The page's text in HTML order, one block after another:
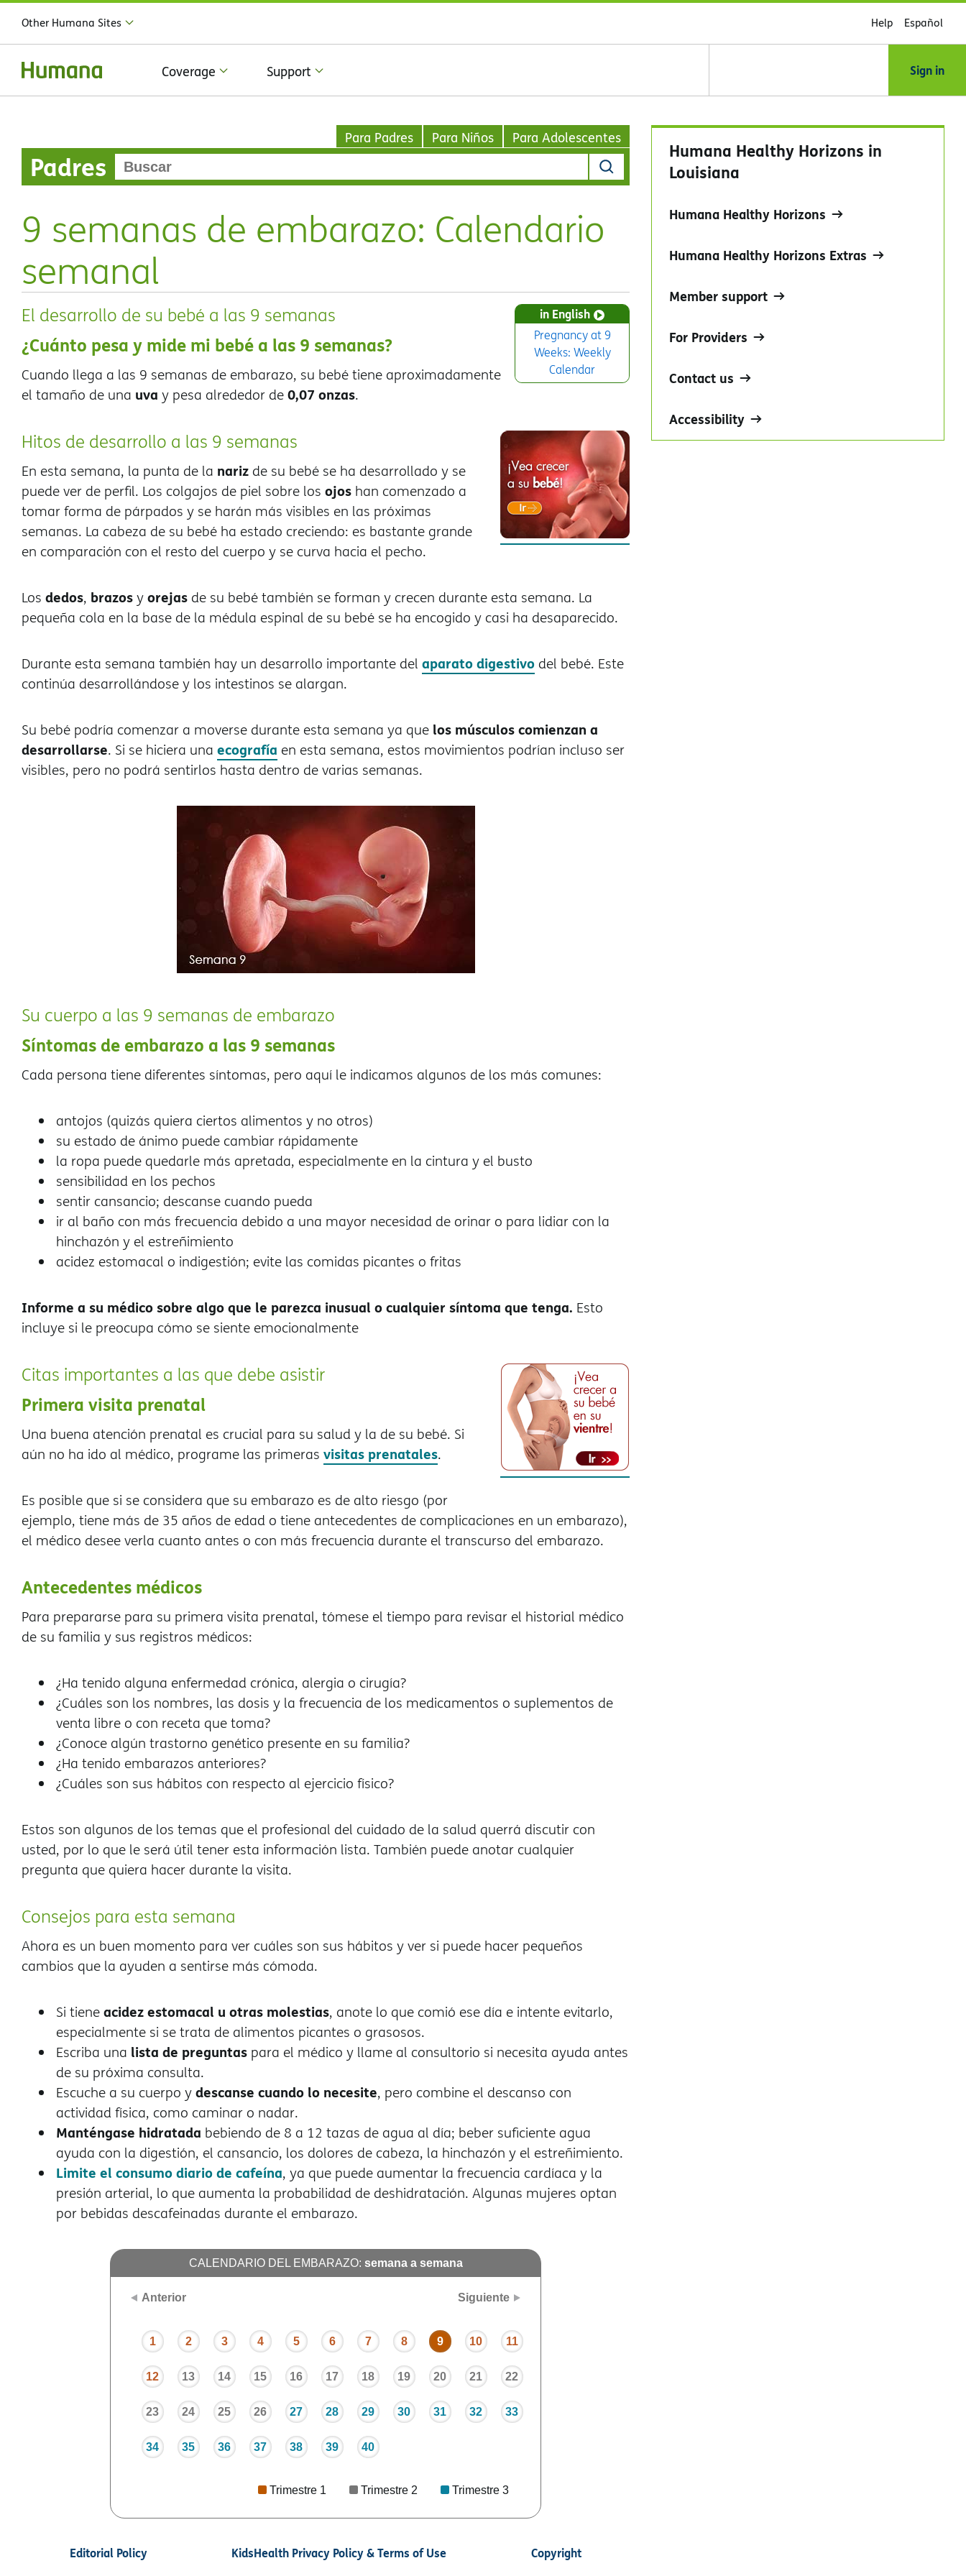
Other Humana Sites Help Español
Coverage Support Sign in
Para Padres Para Niños Para Adolescentes
Padres
9 semanas de embarazo: Calendario
semanal
in English
Pregnancy at 9
Weeks: Weekly
Calendar
El desarrollo de su bebé a las 9 semanas
¿Cuánto pesa y mide mi bebé a las 9 semanas?
Cuando llega a las 9 semanas de embarazo, su bebé tiene aproximadamente
el tamaño de una uva y pesa alrededor de0,07 onzas.
Hitos de desarrollo a las 9 semanas
En esta semana, la punta de la nariz de su bebé se ha desarrollado y se
puede ver de perfil. Los colgajos de piel sobre los ojos han comenzado a
tomar forma de párpados y se harán más visibles en las próximas
semanas. La cabeza de su bebé ha estado creciendo: es bastante grande
en comparación con el resto del cuerpo y se curva hacia el pecho.
Los dedos, brazosyorejas de su bebé también se forman y crecen durante esta semana. La
pequeña cola en la base de la médula espinal de su bebé se ha encogido y casi ha desaparecido.
Durante esta semana también hay un desarrollo importante del aparato digestivo del bebé. Este
continúa desarrollándose y los intestinos se alargan.
Su bebé podría comenzar a moverse durante esta semana ya que los músculos comienzan a
desarrollarse. Si se hiciera una ecografía en esta semana, estos movimientos podrían incluso ser
visibles, pero no podrá sentirlos hasta dentro de varias semanas.
Su cuerpo a las 9 semanas de embarazo
Síntomas de embarazo a las 9 semanas
Cada persona tiene diferentes síntomas, pero aquí le indicamos algunos de los más comunes:
antojos (quizás quiera ciertos alimentos y no otros)
su estado de ánimo puede cambiar rápidamente
la ropa puede quedarle más apretada, especialmente en la cintura y el busto
sensibilidad en los pechos
sentir cansancio; descanse cuando pueda
ir al baño con más frecuencia debido a una mayor necesidad de orinar o para lidiar con la
hinchazón y el estreñimiento
acidez estomacal o indigestión; evite las comidas picantes o fritas
Informe a su médico sobre algo que le parezca inusual o cualquier síntoma que tenga. Esto
incluye si le preocupa cómo se siente emocionalmente
Citas importantes a las que debe asistir
Primera visita prenatal
Una buena atención prenatal es crucial para su salud y la de su bebé. Si
aún no ha ido al médico, programe las primeras visitas prenatales.
Es posible que si se considera que su embarazo es de alto riesgo (por
ejemplo, tiene más de 35 años de edad o tiene antecedentes de complicaciones en un embarazo),
el médico desee verla cuanto antes o con más frecuencia durante el transcurso del embarazo.
Antecedentes médicos
Para prepararse para su primera visita prenatal, tómese el tiempo para revisar el historial médico
de su familia y sus registros médicos:
¿Ha tenido alguna enfermedad crónica, alergia o cirugía?
¿Cuáles son los nombres, las dosis y la frecuencia de los medicamentos o suplementos de
venta libre o con receta que toma?
¿Conoce algún trastorno genético presente en su familia?
¿Ha tenido embarazos anteriores?
¿Cuáles son sus hábitos con respecto al ejercicio físico?
Estos son algunos de los temas que el profesional del cuidado de la salud querrá discutir con
usted, por lo que le será útil tener esta información lista. También puede anotar cualquier
pregunta que quiera hacer durante la visita.
Consejos para esta semana
Ahora es un buen momento para ver cuáles son sus hábitos y ver si puede hacer pequeños
cambios que la ayuden a sentirse más cómoda.
Si tieneacidez estomacal u otras molestias, anote lo que comió ese día e intente evitarlo,
especialmente si se trata de alimentos picantes o grasosos.
Escriba una lista de preguntas para el médico y llame al consultorio si necesita ayuda antes
de su próxima consulta.
Escuche a su cuerpo ydescanse cuando lo necesite, pero combine el descanso con
actividad física, como caminar o nadar.
Manténgase hidratada bebiendo de 8 a 12 tazas de agua al día; beber suficiente agua
ayuda con la digestión, el cansancio, los dolores de cabeza, la hinchazón y el estreñimiento.
Limite el consumo diario de cafeína, ya que puede aumentar la frecuencia cardíaca y la
presión arterial, lo que aumenta la probabilidad de deshidratación. Algunas mujeres optan
por bebidas descafeinadas durante el embarazo.
CALENDARIO DEL EMBARAZO: semana a semana
Anterior Siguiente
1 2 3 4 5 6 7 8 9 10 11
12 13 14 15 16 17 18 19 20 21 22
23 24 25 26 27 28 29 30 31 32 33
34 35 36 37 38 39 40
Trimestre 1 Trimestre 2 Trimestre 3
Editorial Policy KidsHealth Privacy Policy & Terms of Use Copyright
Humana Healthy Horizons in
Louisiana
Humana Healthy Horizons
Humana Healthy Horizons Extras
Member support
For Providers
Contact us
Accessibility